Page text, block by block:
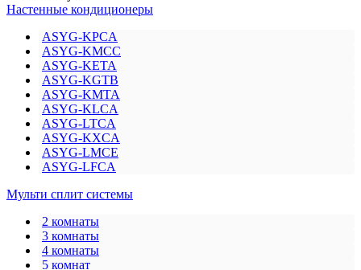
Настенные кондиционеры
ASYG-KPCA
ASYG-KMCC
ASYG-KETA
ASYG-KGTB
ASYG-KMTA
ASYG-KLCA
ASYG-LTCA
ASYG-KXCA
ASYG-LMCE
ASYG-LFCA
Мульти сплит системы
2 комнаты
3 комнаты
4 комнаты
5 комнат